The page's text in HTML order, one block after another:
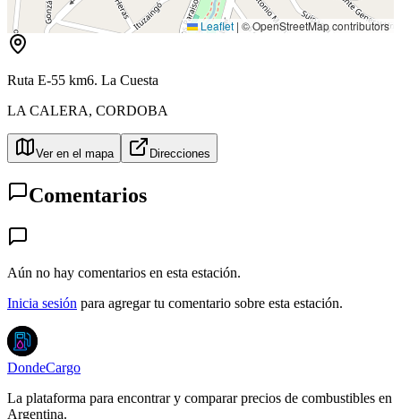
Leaflet | © OpenStreetMap contributors
Ruta E-55 km6. La Cuesta
LA CALERA, CORDOBA
Ver en el mapa Direcciones
Comentarios
Aún no hay comentarios en esta estación.
Inicia sesión para agregar tu comentario sobre esta estación.
DondeCargo
La plataforma para encontrar y comparar precios de combustibles en
Argentina.